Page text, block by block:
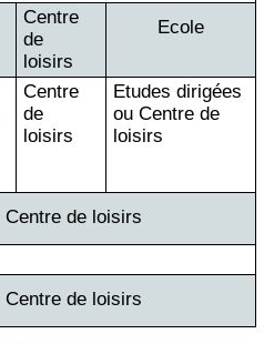
Centre
de
loisirs
Ecole
Centre
de
loisirs
Etudes dirigées
ou Centre de
loisirs
Centre de loisirs
Centre de loisirs